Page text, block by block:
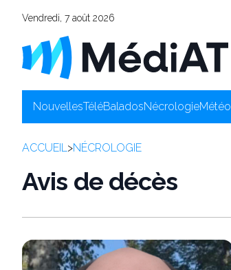
Vendredi, 7 août 2026
NouvellesTéléBaladosNécrologieMétéo
ACCUEIL>NÉCROLOGIE
Avis de décès